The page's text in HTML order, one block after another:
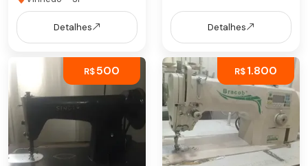
Detalhes Detalhes
R$500 R$1.800